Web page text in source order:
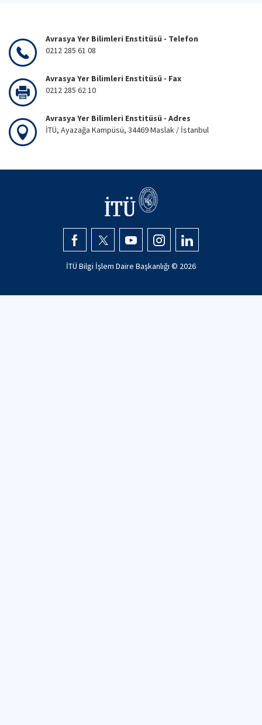
Avrasya Yer Bilimleri Enstitüsü - Telefon
0212 285 61 08
Avrasya Yer Bilimleri Enstitüsü - Fax
0212 285 62 10
Avrasya Yer Bilimleri Enstitüsü - Adres
İTÜ, Ayazağa Kampüsü, 34469 Maslak / İstanbul
İTÜ Bilgi İşlem Daire Başkanlığı © 2026